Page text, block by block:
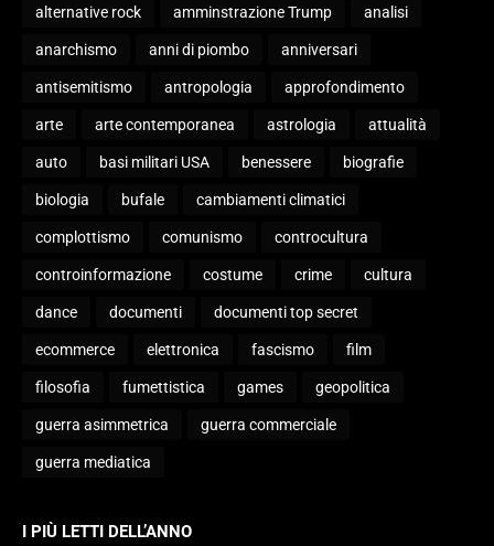
alternative rock amminstrazione Trump analisi
anarchismo anni di piombo anniversari
antisemitismo antropologia approfondimento
arte arte contemporanea astrologia attualità
auto basi militari USA benessere biografie
biologia bufale cambiamenti climatici
complottismo comunismo controcultura
controinformazione costume crime cultura
dance documenti documenti top secret
ecommerce elettronica fascismo film
filosofia fumettistica games geopolitica
guerra asimmetrica guerra commerciale
guerra mediatica
I PIÙ LETTI DELL’ANNO